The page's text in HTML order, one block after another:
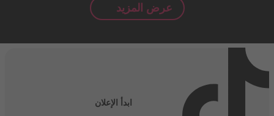
عرض المزيد
ابدأ الإعلان